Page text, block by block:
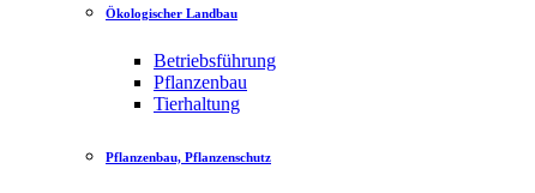
Ökologischer Landbau
Betriebsführung
Pflanzenbau
Tierhaltung
Pflanzenbau, Pflanzenschutz